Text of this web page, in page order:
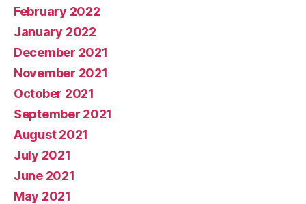
February 2022
January 2022
December 2021
November 2021
October 2021
September 2021
August 2021
July 2021
June 2021
May 2021